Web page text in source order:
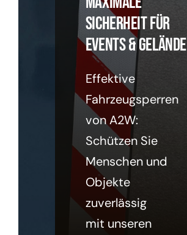
Sicherheit für
Events & Gelände
Effektive
Fahrzeugsperren
von A2W:
Schützen Sie
Menschen und
Objekte
zuverlässig
mit unseren